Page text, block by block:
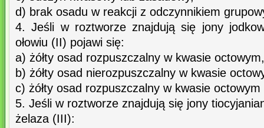
d) brak osadu w reakcji z odczynnikiem
4. Jeśli w roztworze znajdują się jony
ołowiu (II) pojawi się:
a) żółty osad rozpuszczalny w kwasie octowym,
b) żółty osad nierozpuszczalny w kwasie
c) żółty osad rozpuszczalny w kwasie
5. Jeśli w roztworze znajdują się jony
żelaza (III):